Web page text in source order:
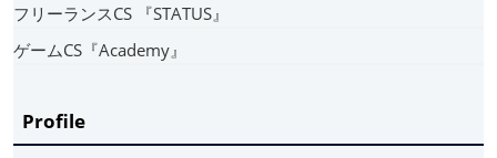
フリーランスCS 『STATUS』
ゲームCS『Academy』
Profile